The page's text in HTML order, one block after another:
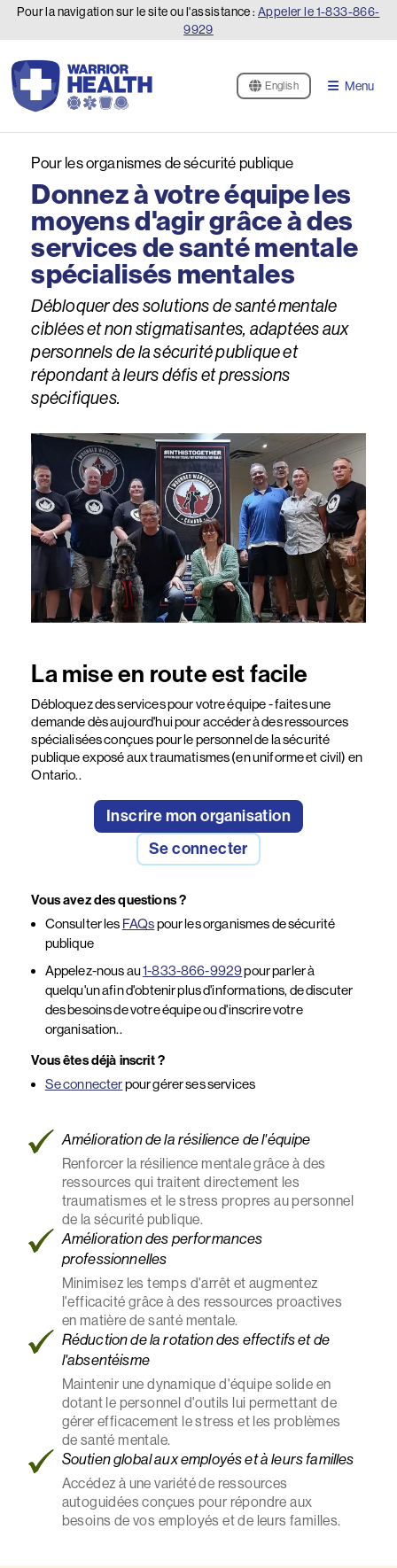
Pour la navigation sur le site ou l'assistance : Appeler le1-833-866-
9929
English Menu
Pour les organismes de sécurité publique
Donnez à votre équipe les
moyens d'agir grâce à des
services de santé mentale
spécialisés mentales
Débloquer des solutions de santé mentale
ciblées et non stigmatisantes, adaptées aux
personnels de la sécurité publique et
répondant à leurs défis et pressions
spécifiques.
La mise en route est facile
Débloquez des services pour votre équipe - faites une
demande dès aujourd'hui pour accéder à des ressources
spécialisées conçues pour le personnel de la sécurité
publique exposé aux traumatismes (en uniforme et civil) en
Ontario..
Inscrire mon organisation
Se connecter
Vous avez des questions ?
Consulter les FAQspour les organismes de sécurité
publique
Appelez-nous au1-833-866-9929pour parler à
quelqu'un afin d'obtenir plus d'informations, de discuter
des besoins de votre équipe ou d'inscrire votre
organisation..
Vous êtes déjà inscrit ?
Se connecterpour gérer ses services
Amélioration de la résilience de l'équipe
Renforcer la résilience mentale grâce à des
ressources qui traitent directement les
traumatismes et le stress propres au personnel
de la sécurité publique.
Amélioration des performances
professionnelles
Minimisez les temps d'arrêt et augmentez
l'efficacité grâce à des ressources proactives
en matière de santé mentale.
Réduction de la rotation des effectifs et de
l'absentéisme
Maintenir une dynamique d'équipe solide en
dotant le personnel d'outils lui permettant de
gérer efficacement le stress et les problèmes
de santé mentale.
Soutien global aux employés et à leurs familles
Accédez à une variété de ressources
autoguidées conçues pour répondre aux
besoins de vos employés et de leurs familles.